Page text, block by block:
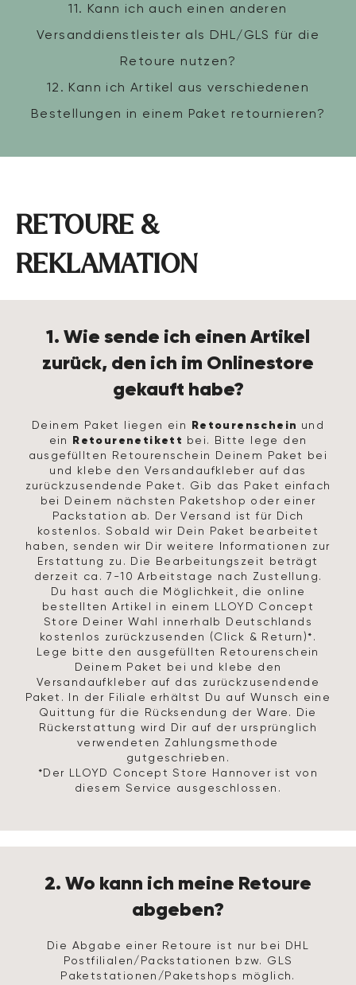
11. Kann ich auch einen anderen
Versanddienstleister als DHL/GLS für die
Retoure nutzen?
12. Kann ich Artikel aus verschiedenen
Bestellungen in einem Paket retournieren?
RETOURE &
REKLAMATION
1. Wie sende ich einen Artikel
zurück, den ich im Onlinestore
gekauft habe?
Deinem Paket liegen ein Retourenschein und
ein Retourenetikett bei. Bitte lege den
ausgefüllten Retourenschein Deinem Paket bei
und klebe den Versandaufkleber auf das
zurückzusendende Paket. Gib das Paket einfach
bei Deinem nächsten Paketshop oder einer
Packstation ab. Der Versand ist für Dich
kostenlos. Sobald wir Dein Paket bearbeitet
haben, senden wir Dir weitere Informationen zur
Erstattung zu. Die Bearbeitungszeit beträgt
derzeit ca. 7-10 Arbeitstage nach Zustellung.
Du hast auch die Möglichkeit, die online
bestellten Artikel in einem LLOYD Concept
Store Deiner Wahl innerhalb Deutschlands
kostenlos zurückzusenden (Click & Return)*.
Lege bitte den ausgefüllten Retourenschein
Deinem Paket bei und klebe den
Versandaufkleber auf das zurückzusendende
Paket. In der Filiale erhältst Du auf Wunsch eine
Quittung für die Rücksendung der Ware. Die
Rückerstattung wird Dir auf der ursprünglich
verwendeten Zahlungsmethode
gutgeschrieben.
*Der LLOYD Concept Store Hannover ist von
diesem Service ausgeschlossen.
2. Wo kann ich meine Retoure
abgeben?
Die Abgabe einer Retoure ist nur bei DHL
Postfilialen/Packstationen bzw. GLS
Paketstationen/Paketshops möglich.